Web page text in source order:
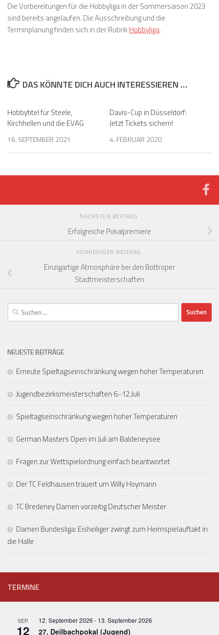
Die Vorbereitungen für die Hobbyliga in der Sommersaison 2023
sind bereits angelaufen. Die Ausschreibung und die
Terminplanung finden sich in der RubrikHobbyliga.
DAS KÖNNTE DICH AUCH INTERESSIEREN …
Hobbytitel für Steele,
Kirchhellen und die EVAG
16. SEPTEMBER 2021
Davis-Cup in Düsseldorf:
Jetzt Tickets sichern!
4. FEBRUAR 2020
NÄCHSTER BEITRAG
Erfolgreiche Pokalpremiere
VORHERIGER BEITRAG
Einzigartige Atmosphäre bei den Bottroper
Stadtmeisterschaften
Suchen
nach:
NEUESTE BEITRÄGE
Erneute Spieltagseinschränkung wegen hoher Temperaturen
Jugendbezirksmeisterschaften 6.-12.Juli
Spieltagseinschränkung wegen hoher Temperaturen
German Masters Open im Juli am Baldeneysee
Fragen zur Wettspielordnung einfach beantwortet
Der TC Feldhausen trauert um Willy Hoymann
TC Bredeney Damen vorzeitig Deutscher Meister
Damen Bundesliga: Eisheiliger zwingt zum Heimspielauftakt in
die Halle
TERMINE
SEP.
12
12. September 2026 - 13. September 2026
27. Deilbachpokal (Jugend)